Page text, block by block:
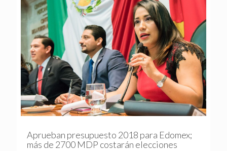
Aprueban presupuesto 2018 para Edomex;
más de 2700 MDP costarán elecciones